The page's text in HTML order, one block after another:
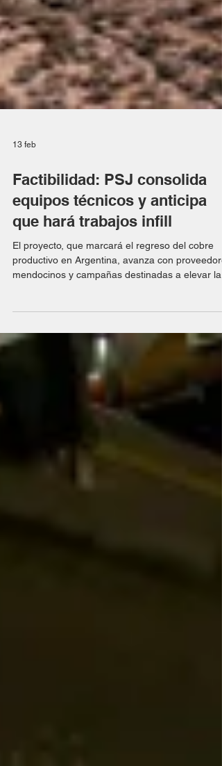
13 feb
Factibilidad: PSJ consolida
equipos técnicos y anticipa
que hará trabajos infill
El proyecto, que marcará el regreso del cobre
avanza en la etapa de factibilidad del proyecto
cuprífero ubicado en Uspallata con la
conformación de equipos técnicos que, en
conjunto, superan los 300 profesionales
vinculados a distintas áreas de ingeniería,
y soporte especializado. El despliegue incluye
consultoras, laboratorios y empre